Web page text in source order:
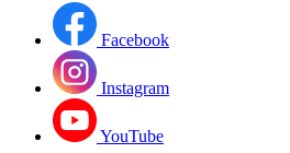
Facebook
Instagram
YouTube